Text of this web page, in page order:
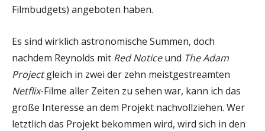
Filmbudgets) angeboten haben.
Es sind wirklich astronomische Summen, doch
nachdem Reynolds mit Red Noticeund The Adam
Projectgleich in zwei der zehn meistgestreamten
Netflix-Filme aller Zeiten zu sehen war, kann ich das
große Interesse an dem Projekt nachvollziehen. Wer
letztlich das Projekt bekommen wird, wird sich in den